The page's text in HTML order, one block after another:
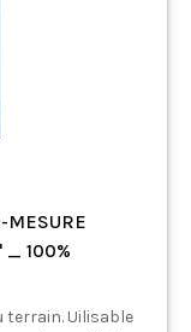
_ 100%
terrain. Uilisable